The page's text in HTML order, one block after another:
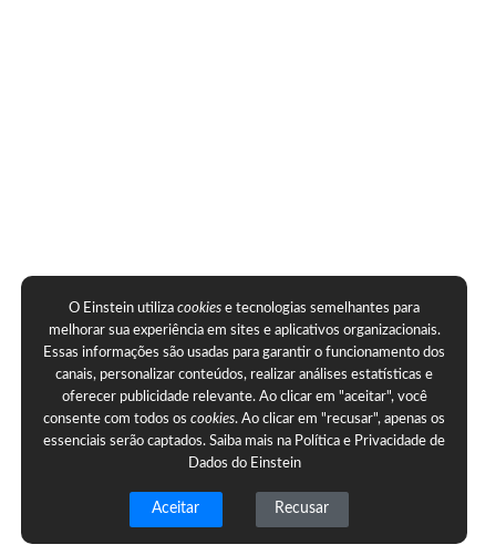
O Einstein utilizacookies e tecnologias semelhantes para
melhorar sua experiência em sites e aplicativos organizacionais.
Essas informações são usadas para garantir o funcionamento dos
canais, personalizar conteúdos, realizar análises estatísticas e
oferecer publicidade relevante. Ao clicar em "aceitar", você
consente com todos oscookies. Ao clicar em "recusar", apenas os
essenciais serão captados. Saiba mais na Política e Privacidade de
Dados do Einstein
Aceitar Recusar